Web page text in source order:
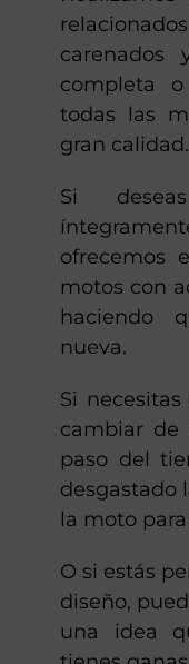
renovación
EnFast
carenados
completa
todas las
gran calidad.
Si
ofrecemos
motos con
haciendo
nueva.
Si
cambiar de
paso del
desgastado
la moto